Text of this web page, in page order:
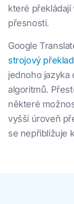
které
přesnosti.
Google
strojový překlad
jednoho jazyka
algoritmů.
některé
vyšší úroveň
se nepřibližuje